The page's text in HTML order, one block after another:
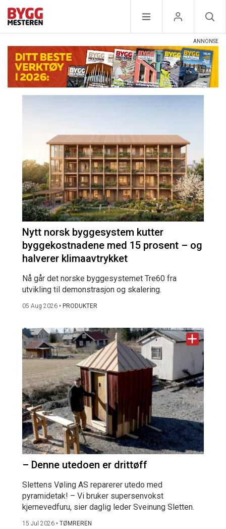
Nytt norsk byggesystem kutter
byggekostnadene med 15 prosent – og
halverer klimaavtrykket
Nå går det norske byggesystemet Tre60 fra
utvikling til demonstrasjon og skalering.
05 Aug 2026 • PRODUKTER
– Denne utedoen er drittøff
Slettens Vøling AS reparerer utedo med
pyramidetak! – Vi bruker supersenvokst
kjernevedfuru, sier daglig leder Sveinung Sletten.
15 Jul 2026 • TØMREREN